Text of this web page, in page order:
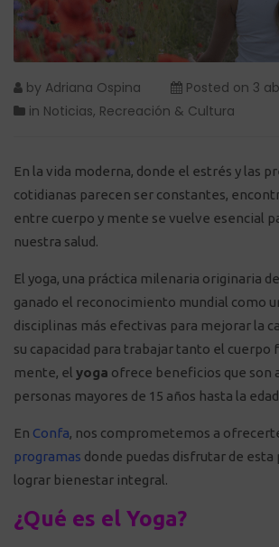
by Adriana Ospina Posted on 3
in Noticias, Recreación & Cultura
En la vida moderna, donde el estrés y las
cotidianas parecen ser constantes,
entre cuerpo y mente se vuelve esencial
nuestra salud.
El yoga, una práctica milenaria originaria
ganado el reconocimiento mundial como
disciplinas más efectivas para mejorar la
su capacidad para trabajar tanto el cuerpo
mente, el yoga ofrece beneficios que son
personas mayores de 15 años hasta la
En Confa, nos comprometemos a
programas donde puedas disfrutar de esta
lograr bienestar integral.
¿Qué es el Yoga?